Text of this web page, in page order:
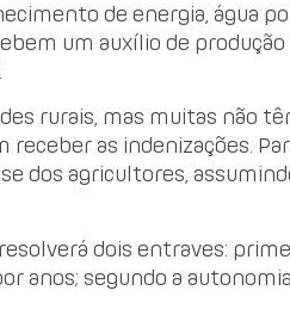
de energia, água
um auxílio de
rurais, mas muitas não
as indenizações.
dos agricultores,
dois entraves:
anos; segundo a